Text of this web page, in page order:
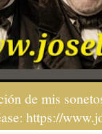
de mis
https://